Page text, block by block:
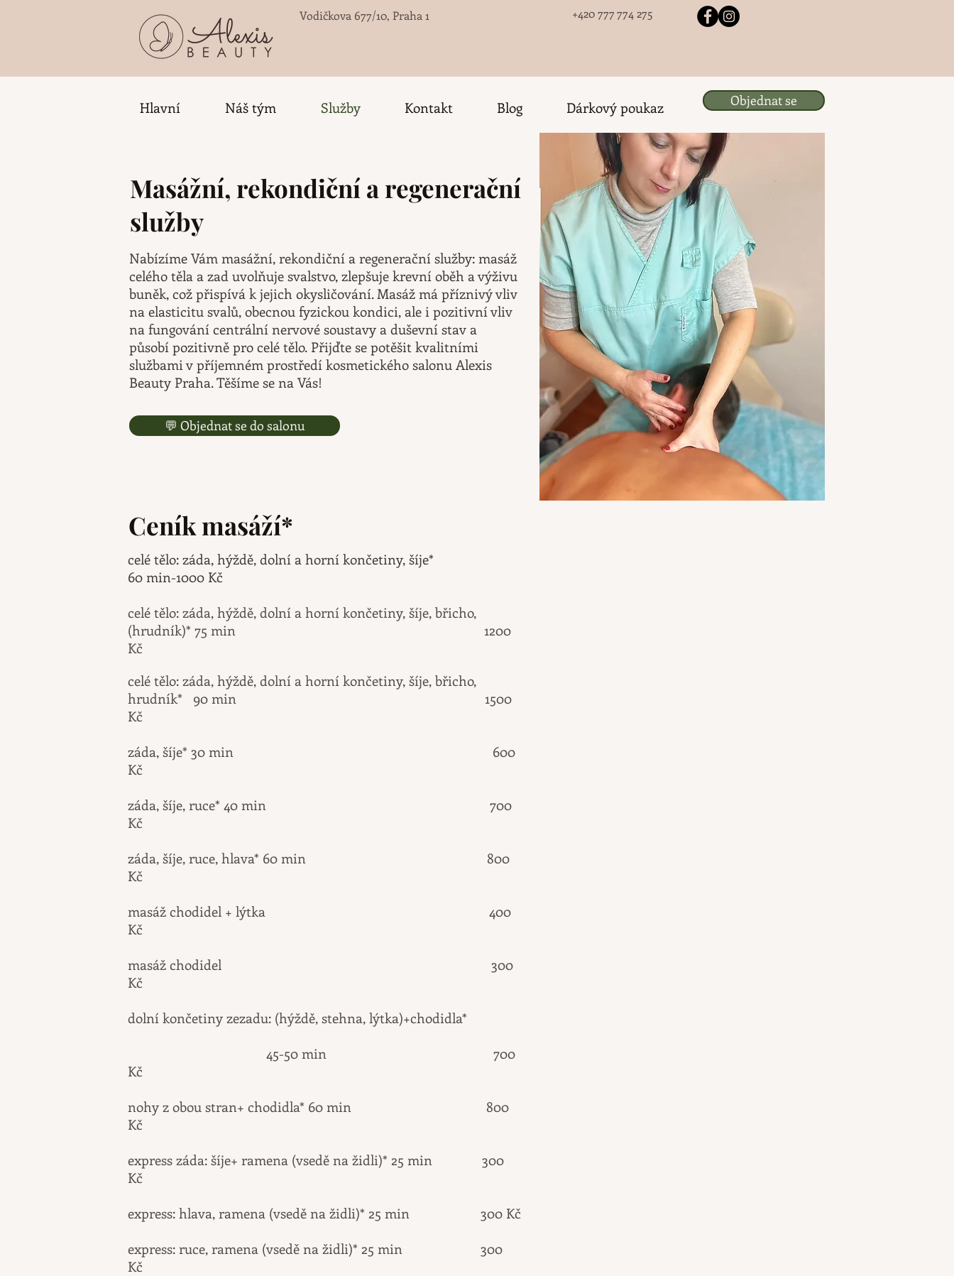
Vodičkova 677/10, Praha 1 +420 777 774 275
Hlavní Náš tým Služby Kontakt Blog Dárkový poukaz Objednat se
Masážní, rekondiční a regenerační
služby
Nabízíme Vám masážní, rekondiční a regenerační služby: masáž
celého těla a zad uvolňuje svalstvo, zlepšuje krevní oběh a výživu
buněk, což přispívá k jejich okysličování. Masáž má příznivý vliv
na elasticitu svalů, obecnou fyzickou kondici, ale i pozitivní vliv
na fungování centrální nervové soustavy a duševní stav a
působí pozitivně pro celé tělo. Přijďte se potěšit kvalitními
službami v příjemném prostředí kosmetického salonu Alexis
Beauty Praha. Těšíme se na Vás!
💬 Objednat se do salonu
Ceník masáží*
celé tělo: záda, hýždě, dolní a horní končetiny, šíje*
60 min-1000 Kč
celé tělo: záda, hýždě, dolní a horní končetiny, šíje, břicho,
(hrudník)* 75 min
1200
Kč
celé tělo: záda, hýždě, dolní a horní končetiny, šíje, břicho,
hrudník* 90 min 1500
Kč
záda, šíje* 30 min 600
Kč
záda, šíje, ruce* 40 min 700
Kč
záda, šíje, ruce, hlava* 60 min 800
Kč
masáž chodidel + lýtka 400
Kč
masáž chodidel 300
Kč
dolní končetiny zezadu: (hýždě, stehna, lýtka)+chodidla*
45-50 min 700
Kč
nohy z obou stran+ chodidla* 60 min 800
Kč
express záda: šíje+ ramena (vsedě na židli)* 25 min 300
Kč
express: hlava, ramena (vsedě na židli)* 25 min 300 Kč
express: ruce, ramena (vsedě na židli)* 25 min
300
Kč